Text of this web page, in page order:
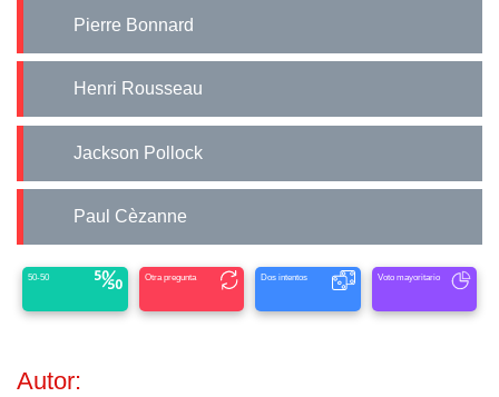
Pierre Bonnard
Henri Rousseau
Jackson Pollock
Paul Cèzanne
50-50 Otra pregunta Dos intentos Voto mayoritario
Autor: